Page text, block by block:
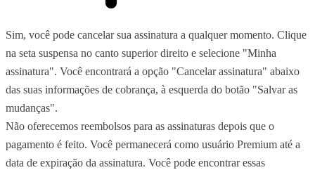
Sim, você pode cancelar sua assinatura a qualquer momento. Clique
na seta suspensa no canto superior direito e selecione "Minha
assinatura". Você encontrará a opção "Cancelar assinatura" abaixo
das suas informações de cobrança, à esquerda do botão "Salvar as
mudanças".
Não oferecemos reembolsos para as assinaturas depois que o
pagamento é feito. Você permanecerá como usuário Premium até a
data de expiração da assinatura. Você pode encontrar essas